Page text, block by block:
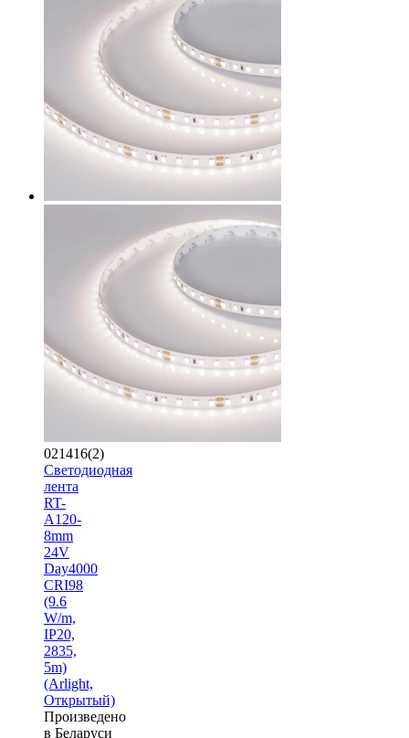
021416(2)
Светодиодная
лента
RT-
A120-
8mm
24V
Day4000
CRI98
(9.6
W/m,
IP20,
2835,
5m)
(Arlight,
Открытый)
Произведено
в Беларуси